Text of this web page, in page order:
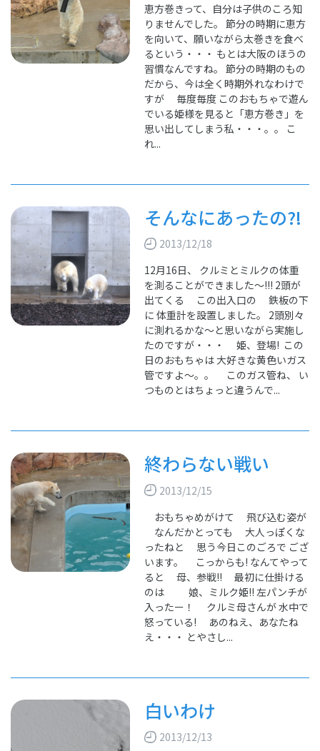
恵方巻きって、自分は子供のころ知
りませんでした。 節分の時期に恵方
を向いて、願いながら太巻きを食べ
るという・・・ もとは大阪のほうの
習慣なんですね。 節分の時期のもの
だから、今は全く時期外れなわけで
すが 毎度毎度 このおもちゃで遊ん
でいる姫様を見ると「恵方巻き」を
思い出してしまう私・・・。。 こ
れ...
そんなにあったの?!
2013/12/18
12月16日、 クルミとミルクの体重
を測ることができました～!!! 2頭が
出てくる この出入口の 鉄板の下
に 体重計を設置しました。 2頭別々
に測れるかな～と思いながら実施し
たのですが・・・ 姫、登場! この
日のおもちゃは 大好きな黄色いガス
管ですよ～。。 このガス管ね、 い
つものとはちょっと違うんで...
終わらない戦い
2013/12/15
おもちゃめがけて 飛び込む姿が
なんだかとっても 大人っぽくな
ったねと 思う今日このごろで ござ
います。 こっからも! なんてやって
ると 母、参戦!! 最初に仕掛ける
のは 娘、ミルク姫!! 左パンチが
入ったー！ クルミ母さんが 水中で
怒っている! あのねえ、あなたね
え・・・ とやさし...
白いわけ
2013/12/13